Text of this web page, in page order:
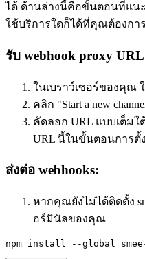
ได้ ด้านล่างนี้คือขั้นตอนที่แน
ใช้บริการใดก็ได้ที่คุณต้องการ
รับ webhook proxy
ในเบราว์เซอร์ของคุณ
คลิก "Start a new
คัดลอก URL แบบเต็มใ
URL นี้ในขั้นตอนการตั้
ส่งต่อ webhooks:
หากคุณยังไม่ได้ติดตั้ง
อร์มินัลของคุณ
npm install --global